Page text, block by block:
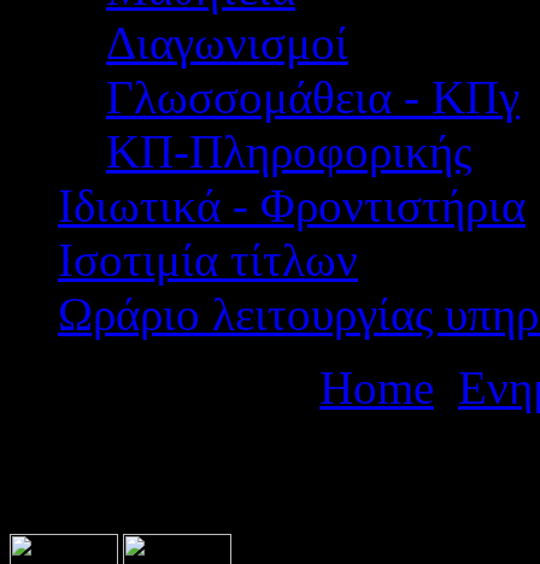
Διαγωνισμοί
Γλωσσομάθεια - ΚΠγ
ΚΠ-Πληροφορικής
Ιδιωτικά - Φροντιστήρια
Ισοτιμία τίτλων
Ωράριο λειτουργίας
Home